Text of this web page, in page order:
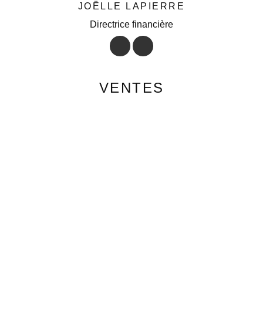
JOËLLE LAPIERRE
Directrice financière
VENTES